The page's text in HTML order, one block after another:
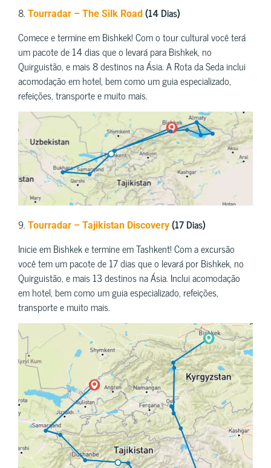
8. Tourradar – The Silk Road (14 Dias)
Comece e termine em Bishkek! Com o tour cultural você terá
um pacote de 14 dias que o levará para Bishkek, no
Quirguistão, e mais 8 destinos na Ásia. A Rota da Seda inclui
acomodação em hotel, bem como um guia especializado,
refeições, transporte e muito mais.
9. Tourradar – Tajikistan Discovery (17 Dias)
Inicie em Bishkek e termine em Tashkent! Com a excursão
você tem um pacote de 17 dias que o levará por Bishkek, no
Quirguistão, e mais 13 destinos na Ásia. Inclui acomodação
em hotel, bem como um guia especializado, refeições,
transporte e muito mais.